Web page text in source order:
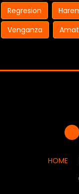
Regresion
Venganza
HOME